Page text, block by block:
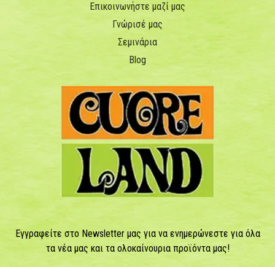
Επικοινωνήστε μαζί μας
Γνώρισέ μας
Σεμινάρια
Blog
Εγγραφείτε στο Newsletter μας για να ενημερώνεστε για όλα
τα νέα μας και τα ολοκαίνουρια προϊόντα μας!